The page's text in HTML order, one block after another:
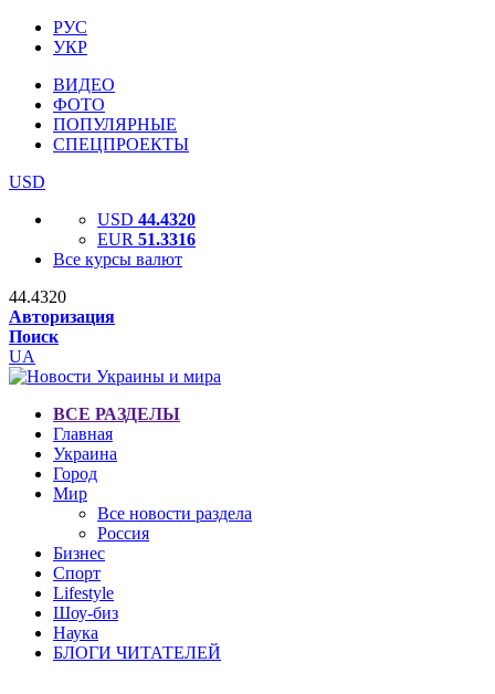
РУС
УКР
ВИДЕО
ФОТО
ПОПУЛЯРНЫЕ
СПЕЦПРОЕКТЫ
USD
USD 44.4320
EUR 51.3316
Все курсы валют
44.4320
Авторизация
Поиск
UA
ВСЕ РАЗДЕЛЫ
Главная
Украина
Город
Мир
Все новости раздела
Россия
Бизнес
Спорт
Lifestyle
Шоу-биз
Наука
БЛОГИ ЧИТАТЕЛЕЙ